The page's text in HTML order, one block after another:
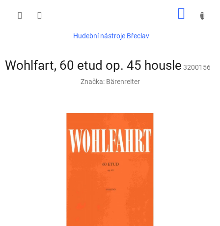
Hudební nástroje Břeclav
Wohlfart, 60 etud op. 45 housle 3200156
Značka: Bärenreiter